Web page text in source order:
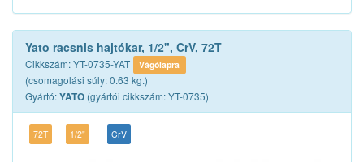
Yato racsnis hajtókar, 1/2", CrV, 72T
Cikkszám: YT-0735-YAT Vágólapra
(csomagolási súly: 0.63 kg.)
Gyártó:YATO (gyártói cikkszám: YT-0735)
72T 1/2" CrV